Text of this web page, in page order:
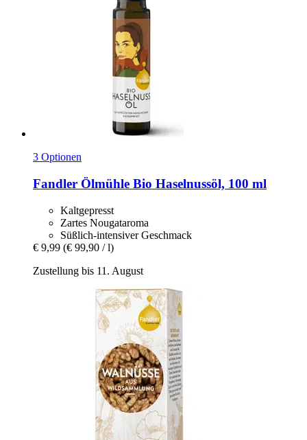
3 Optionen
Fandler Ölmühle Bio Haselnussöl, 100 ml
Kaltgepresst
Zartes Nougataroma
Süßlich-intensiver Geschmack
€ 9,99 (€ 99,90 / l)
Zustellung bis 11. August